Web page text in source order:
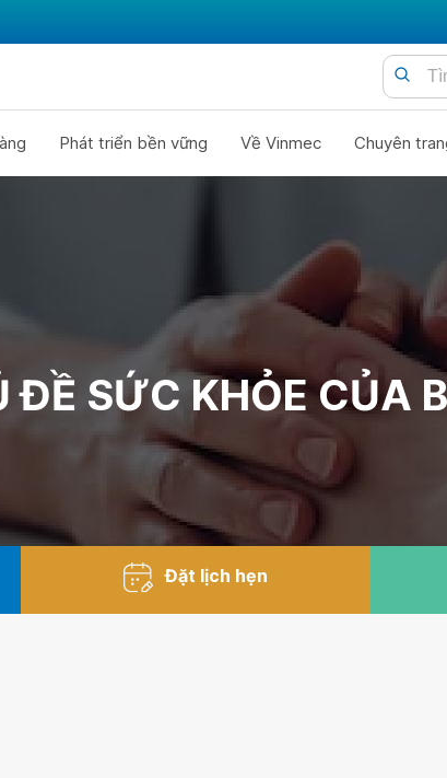
Phát triển bền vững Về Vinmec Chuyên
ĐỀ SỨC KHỎE CỦA
Đặt lịch hẹn